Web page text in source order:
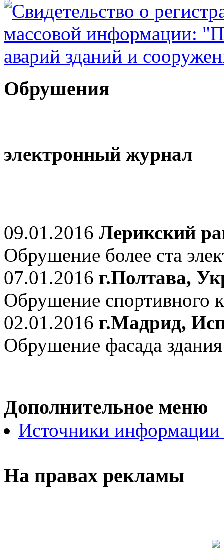
Обрушения
электронный журнал
09.01.2016 Лерикский
Обрушение более ста
07.01.2016 г.Полтава,
Обрушение спортивного
02.01.2016 г.Мадрид,
Обрушение фасада
Дополнительное меню
Источники
На правах рекламы